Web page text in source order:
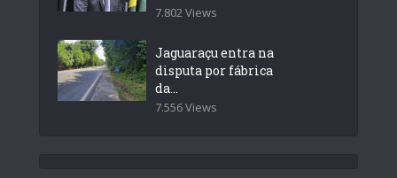
7.802 Views
Jaguaraçu entra na
disputa por fábrica
da...
7.556 Views